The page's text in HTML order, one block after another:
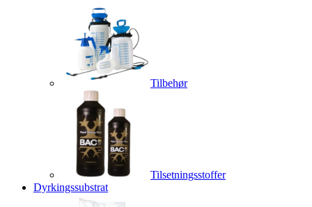
Tilbehør
Tilsetningsstoffer
Dyrkingssubstrat